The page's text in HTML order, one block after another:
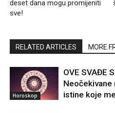
deset dana mogu promijeniti
sve!
RELATED ARTICLES MORE
Horoskop
OVE SVAĐE
Neočekivane
istine koje